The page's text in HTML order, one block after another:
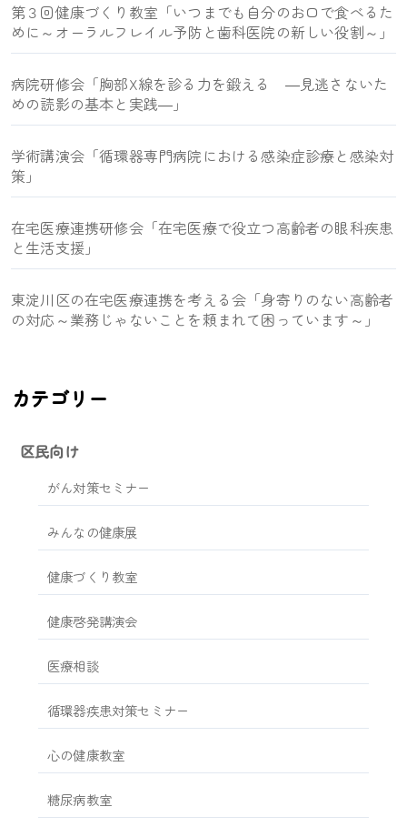
第３回健康づくり教室「いつまでも自分のお口で食べるた
めに～オーラルフレイル予防と歯科医院の新しい役割～」
病院研修会「胸部X線を診る力を鍛える ―見逃さないた
めの読影の基本と実践―」
学術講演会「循環器専門病院における感染症診療と感染対
策」
在宅医療連携研修会「在宅医療で役立つ高齢者の眼科疾患
と生活支援」
東淀川区の在宅医療連携を考える会「身寄りのない高齢者
の対応～業務じゃないことを頼まれて困っています～」
カテゴリー
区民向け
がん対策セミナー
みんなの健康展
健康づくり教室
健康啓発講演会
医療相談
循環器疾患対策セミナー
心の健康教室
糖尿病教室